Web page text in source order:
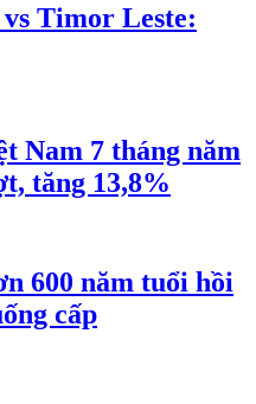
Timor Leste:
Nam 7 tháng năm
tăng 13,8%
600 năm tuổi hồi
cấp